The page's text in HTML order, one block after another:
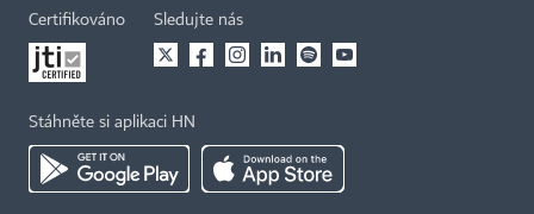
Certifikováno Sledujte nás
Stáhněte si aplikaci HN